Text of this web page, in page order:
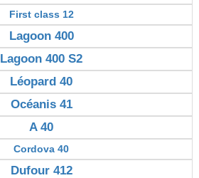
First class 12
Lagoon 400
Lagoon 400 S2
Léopard 40
Océanis 41
A 40
Cordova 40
Dufour 412